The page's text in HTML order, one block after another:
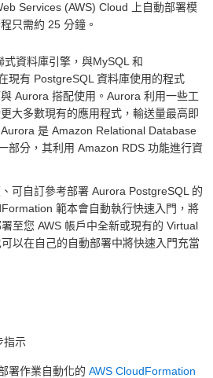
Services (AWS) Cloud 上自動部署模
只需約 25 分鐘。
資料庫引擎，與MySQL 和
現有 PostgreSQL 資料庫使用的程式
Aurora 搭配使用。Aurora 利用一些工
大多數現有的應用程式，輸送量最高即
是 Amazon Relational Database
部分，其利用 Amazon RDS 功能進行資
可自訂參考部署 Aurora PostgreSQL 的
範本會自動執行快速入門，將
至您 AWS 帳戶中全新或現有的 Virtual
以在自己的自動部署中將快速入門充當
指示
署作業自動化的 AWS CloudFormation